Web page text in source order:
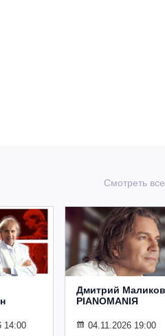
Смотреть
14:00
Дмитрий
PIANOMANIЯ
04.11.2026 19:00